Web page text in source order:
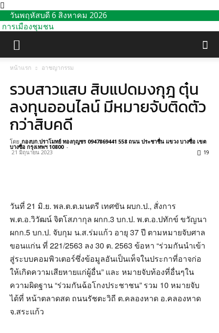
วันพฤหัสบดี 6 สิงหาคม 2026
การเมืองชุมชน
หน้าแรก อาชญากรรม
รวบสาวแสบ สิบแปดมงกุฎ ตุ๋น
ลงทุนออนไลน์ มีหมายจับติดตัว
กว่าสิบคดี
โดย กองบก.ปราโมทย์ ทองกุญชร 0947869441 558 ถนน ประชาชื่น แขวง บางซื่อ เขต
บางซื่อ กรุงเทพฯ 10800 -
21 มิถุนายน 2023 19
วันที่ 21 มิ.ย. พล.ต.ต.มนตรี เทศขัน ผบก.ป., สั่งการ
พ.ต.อ.วิวัฒน์ จิตโสภากุล ผกก.3 บก.ป. พ.ต.อ.ปทักข์ ขวัญนา
ผกก.5 บก.ป. จับกุม น.ส.ร่มแก้ว อายุ 37 ปี ตามหมายจับศาล
ขอนแก่น ที่ 221/2563 ลง 30 ต. 2563 ข้อหา “ร่วมกันนำเข้า
สู่ระบบคอมพิวเตอร์ซึ่งข้อมูลอันเป็นเท็จในประกาที่อาจก่อ
ให้เกิดความเสียหายแก่ผู้อื่น” และ หมายจับท้องที่อื่นๆใน
ความผิดฐาน “ร่วมกันฉ้อโกงประชาชน” รวม 10 หมายจับ
ได้ที่ หน้าตลาดสด ถนนรัชตะวิถี ต.คลองหาด อ.คลองหาด
จ.สระแก้ว